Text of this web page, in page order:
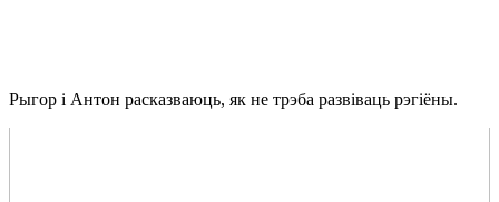
Рыгор і Антон расказваюць, як не трэба развіваць рэгіёны.